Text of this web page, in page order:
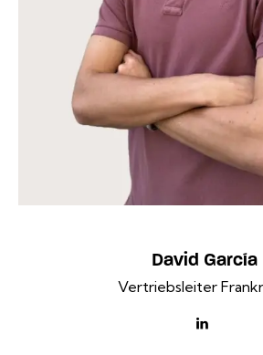
David García
Vertriebsleiter
linkedin